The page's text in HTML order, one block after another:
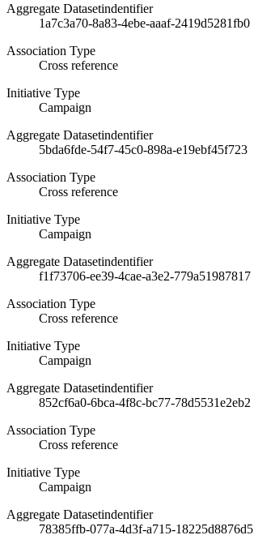
Aggregate Datasetindentifier
1a7c3a70-8a83-4ebe-aaaf-2419d5281fb0
Association Type
Cross reference
Initiative Type
Campaign
Aggregate Datasetindentifier
5bda6fde-54f7-45c0-898a-e19ebf45f723
Association Type
Cross reference
Initiative Type
Campaign
Aggregate Datasetindentifier
f1f73706-ee39-4cae-a3e2-779a51987817
Association Type
Cross reference
Initiative Type
Campaign
Aggregate Datasetindentifier
852cf6a0-6bca-4f8c-bc77-78d5531e2eb2
Association Type
Cross reference
Initiative Type
Campaign
Aggregate Datasetindentifier
78385ffb-077a-4d3f-a715-18225d8876d5